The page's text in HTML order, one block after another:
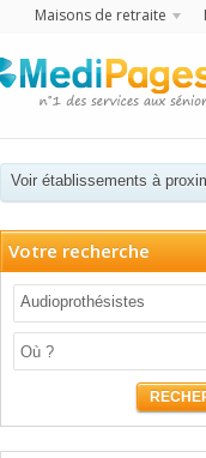
Maisons de retraite
Voir établissements à
Votre recherche
Audioprothésistes